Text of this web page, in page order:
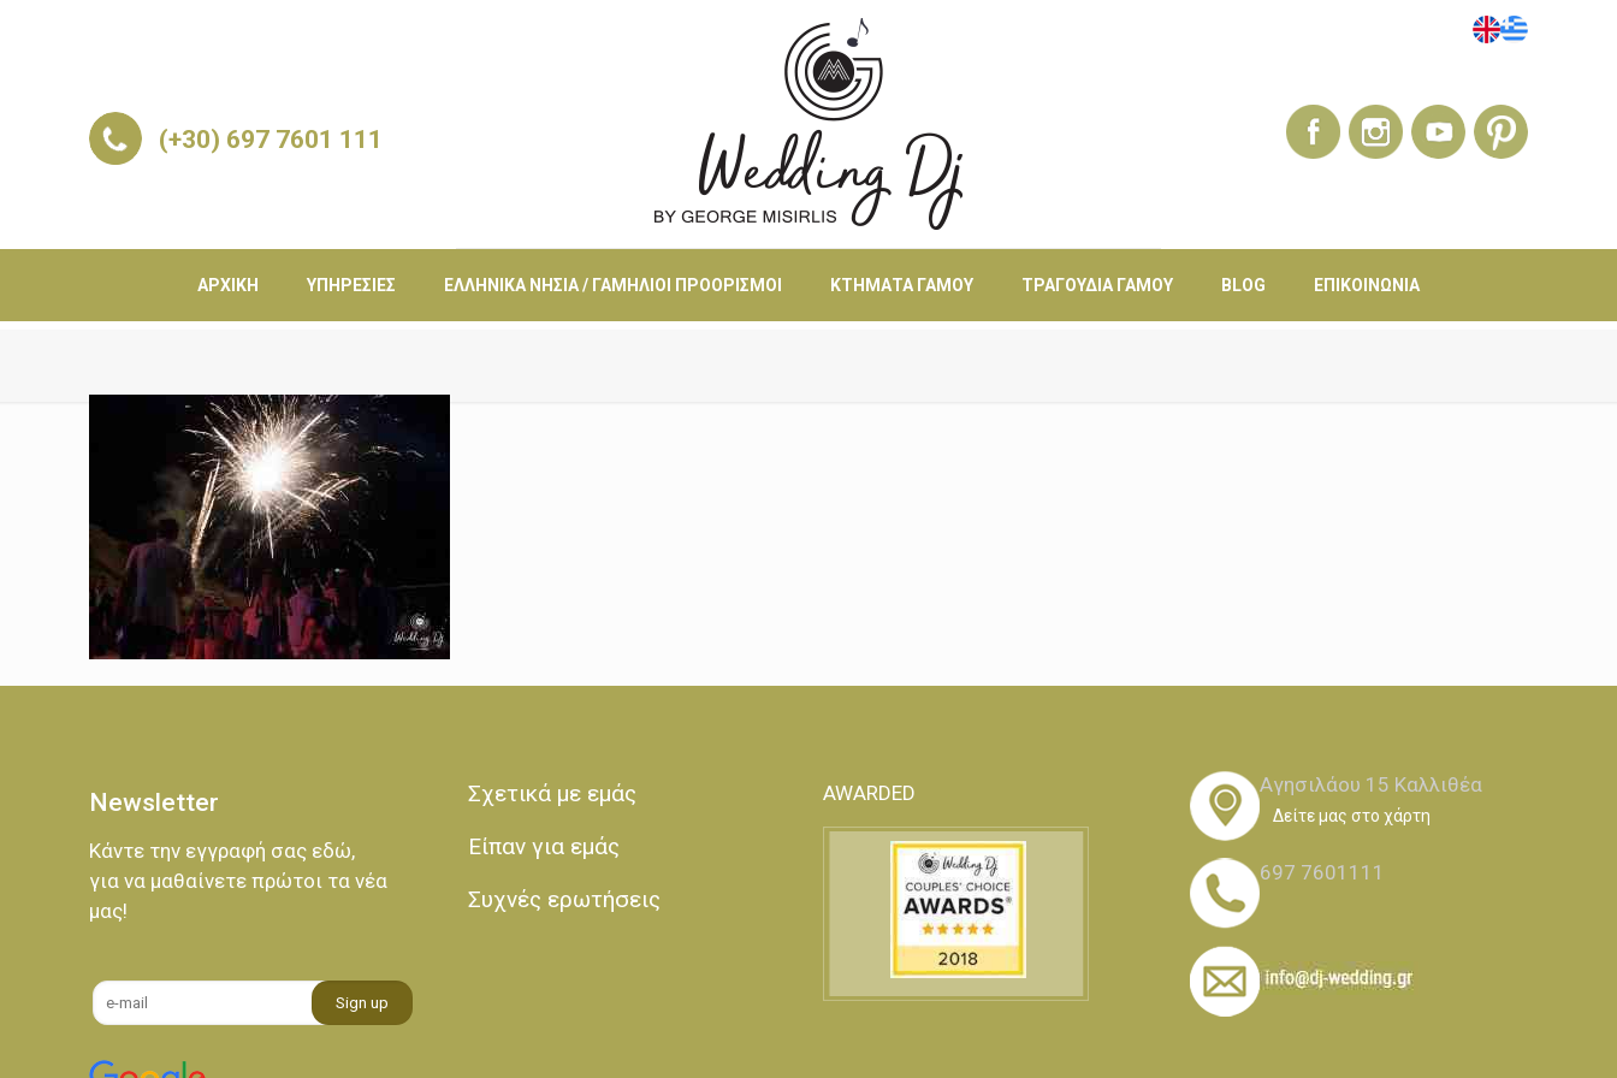
(+30) 697 7601 111
ΑΡΧΙΚΉ ΥΠΗΡΕΣΊΕΣ ΕΛΛΗΝΙΚΆ ΝΗΣΙΆ / ΓΑΜΉΛΙΟΙ ΠΡΟΟΡΙΣΜΟΊ ΚΤΉΜΑΤΑ ΓΆΜΟΥ ΤΡΑΓΟΎΔΙΑ ΓΆΜΟΥ BLOG ΕΠΙΚΟΙΝΩΝΊΑ
Newsletter
Κάντε την εγγραφή σας εδώ,
για να μαθαίνετε πρώτοι τα νέα
μας!
Σχετικά με εμάς
Είπαν για εμάς
Συχνές ερωτήσεις
AWARDED Αγησιλάου 15 Καλλιθέα
Δείτε μας στο χάρτη
697 7601111